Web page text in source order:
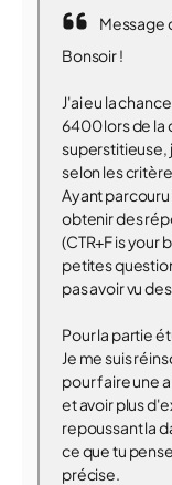
Message
Bonsoir !
J'ai eu la
6400 lors de la
superstitieuse,
selon les
Ayant
obtenir des
(CTR+F is your
petites
pas avoir vu
Pour la partie
Je me suis
pour faire une
et avoir plus
repoussant la
ce que tu
précise.